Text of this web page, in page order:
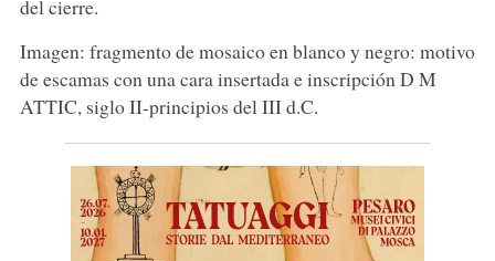
del cierre.
Imagen: fragmento de mosaico en blanco y negro: motivo
de escamas con una cara insertada e inscripción D M
ATTIC, siglo II-principios del III d.C.